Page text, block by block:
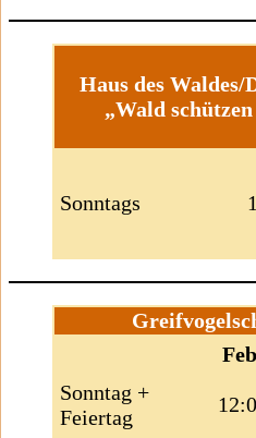
Haus des Waldes/
„Wald
Sonntags
Sonntag +
Feiertag